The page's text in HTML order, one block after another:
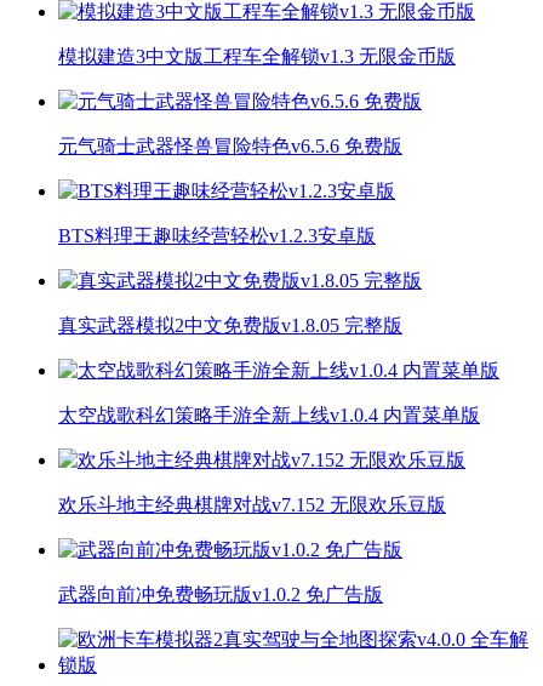
模拟建造3中文版工程车全解锁v1.3 无限金币版
元气骑士武器怪兽冒险特色v6.5.6 免费版
BTS料理王趣味经营轻松v1.2.3安卓版
真实武器模拟2中文免费版v1.8.05 完整版
太空战歌科幻策略手游全新上线v1.0.4 内置菜单版
欢乐斗地主经典棋牌对战v7.152 无限欢乐豆版
武器向前冲免费畅玩版v1.0.2 免广告版